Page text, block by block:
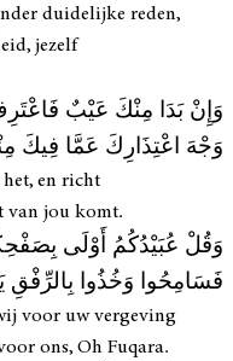
duidelijke reden,
jezelf
وَإِنْ بَدَا مِنْكَ عَيْبٌ
وَجْهَ اعْتِذَارِكَ عَمَّا فِيكَ
en richt
van jou komt.
وَقُلْ عُبَيْدُكُمُ أَوْلَى
فَسَامِحُوا وَخُذُوا بِالرِّفْقِ
voor uw vergeving
ons, Oh Fuqara.